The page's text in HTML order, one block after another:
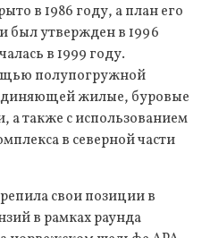
в 1986 году, а план его
был утвержден в 1996
в 1999 году.
полупогружной
жилые, буровые
а также с использованием
в северной части
свои позиции в
в рамках раунда